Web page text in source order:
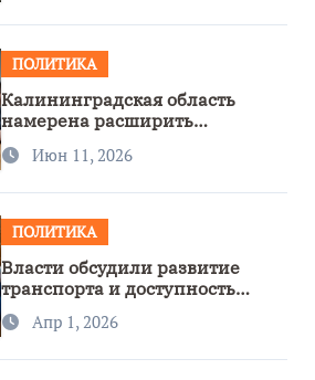
ПОЛИТИКА
Калининградская область
намерена расширить
сотрудничество с Узбекистаном
Июн 11, 2026
ПОЛИТИКА
Власти обсудили развитие
транспорта и доступность
региона
Апр 1, 2026